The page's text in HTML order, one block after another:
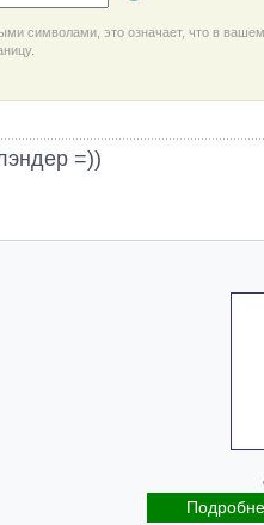
символами, это означает, что в
=))